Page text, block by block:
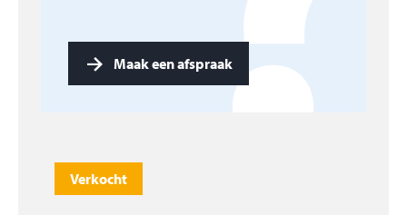
Maak een afspraak
Verkocht